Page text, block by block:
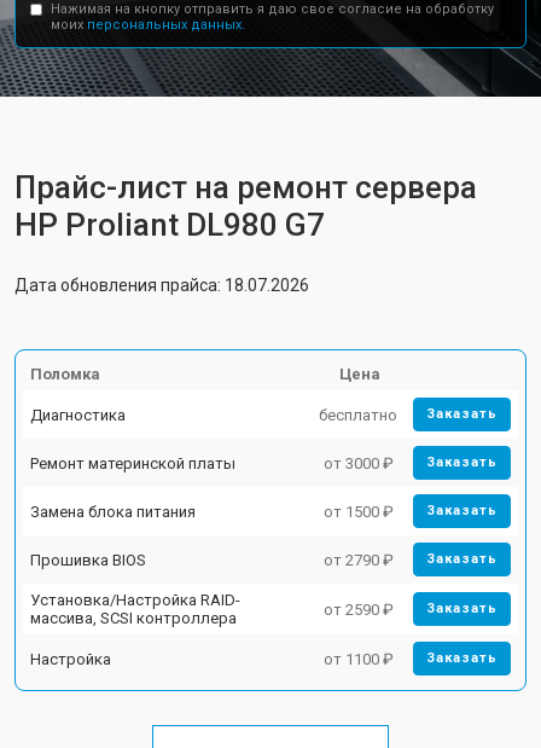
Нажимая на кнопку отправить я даю свое согласие на обработку
моих персональных данных.
Прайс-лист на ремонт сервера
HP Proliant DL980 G7
Дата обновления прайса: 18.07.2026
Поломка Цена
Диагностика бесплатно Заказать
Ремонт материнской платы от 3000 ₽ Заказать
Замена блока питания от 1500 ₽ Заказать
Прошивка BIOS от 2790 ₽ Заказать
Установка/Настройка RAID-
массива, SCSI контроллера
от 2590 ₽ Заказать
Настройка от 1100 ₽ Заказать